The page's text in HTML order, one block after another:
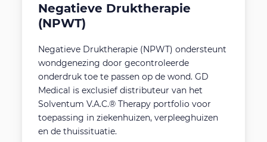
Negatieve Druktherapie
(NPWT)
Negatieve Druktherapie (NPWT) ondersteunt
wondgenezing door gecontroleerde
onderdruk toe te passen op de wond. GD
Medical is exclusief distributeur van het
Solventum V.A.C.® Therapy portfolio voor
toepassing in ziekenhuizen, verpleeghuizen
en de thuissituatie.